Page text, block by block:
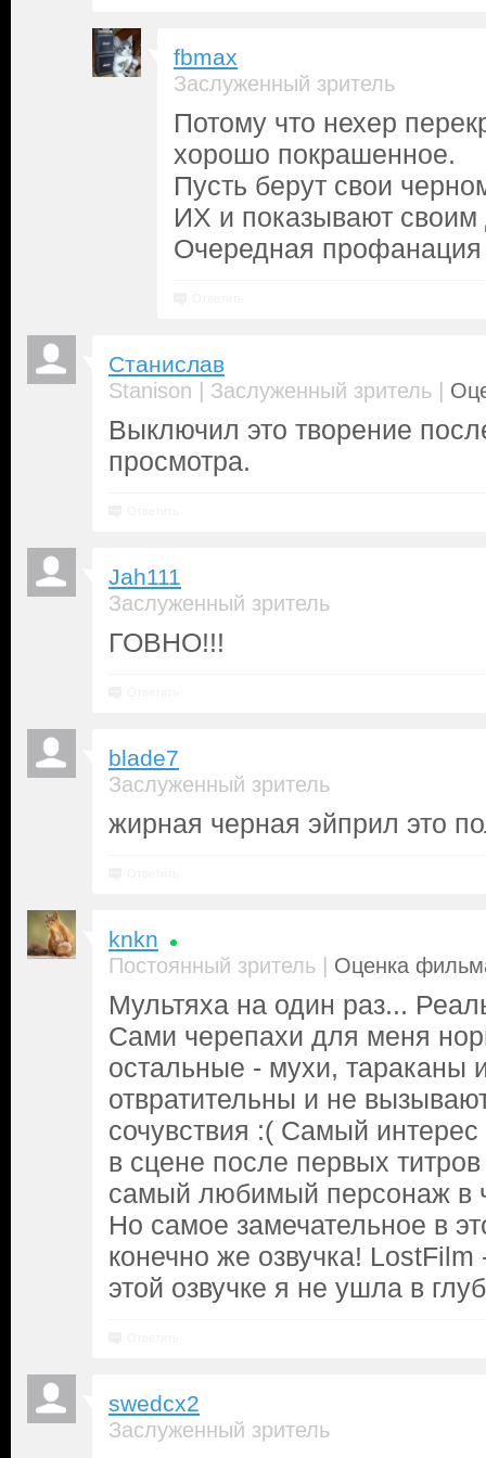
fbmax
Заслуженный зритель
Потому что нехер
хорошо покрашенное.
Пусть берут свои
ИХ и показывают своим
Очередная профанация
Станислав
Stanison | Заслуженный зритель |
Выключил это творение
просмотра.
Jah111
Заслуженный зритель
ГОВНО!!!
blade7
Заслуженный зритель
жирная черная эйприл это
knkn
Постоянный зритель | Оценка
Мультяха на один раз...
Сами черепахи для меня
остальные - мухи, тараканы
отвратительны и не
сочувствия :( Самый
в сцене после первых
самый любимый персонаж в
Но самое замечательное в
конечно же озвучка! LostFilm
этой озвучке я не ушла в
swedcx2
Заслуженный зритель